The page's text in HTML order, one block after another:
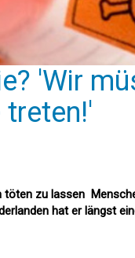
'Wir
treten!'
zu lassen 
hat er längst